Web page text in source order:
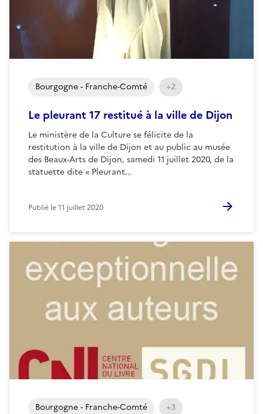
Le pleurant 17 restitué à la ville de Dijon
Le ministère de la Culture se félicite de la
restitution à la ville de Dijon et au public au musée
des Beaux-Arts de Dijon, samedi 11 juillet 2020, de la
statuette dite « Pleurant...
Bourgogne - Franche-Comté +2
Publié le11 juillet 2020
Bourgogne - Franche-Comté +3